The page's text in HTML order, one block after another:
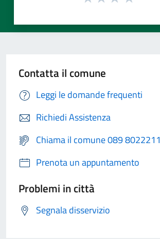
Contatta il comune
Leggi le domande frequenti
Richiedi Assistenza
Chiama il comune 089 8022211
Prenota un appuntamento
Problemi in città
Segnala disservizio